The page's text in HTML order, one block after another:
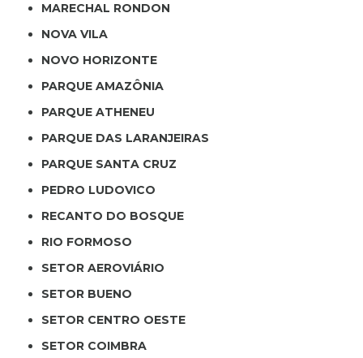
MARECHAL RONDON
NOVA VILA
NOVO HORIZONTE
PARQUE AMAZÔNIA
PARQUE ATHENEU
PARQUE DAS LARANJEIRAS
PARQUE SANTA CRUZ
PEDRO LUDOVICO
RECANTO DO BOSQUE
RIO FORMOSO
SETOR AEROVIÁRIO
SETOR BUENO
SETOR CENTRO OESTE
SETOR COIMBRA